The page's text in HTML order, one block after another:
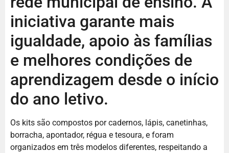
iniciativa garante mais
igualdade, apoio às famílias
e melhores condições de
aprendizagem desde o início
do ano letivo.
Os kits são compostos por cadernos, lápis, canetinhas,
borracha, apontador, régua e tesoura, e foram
organizados em três modelos diferentes, respeitando a